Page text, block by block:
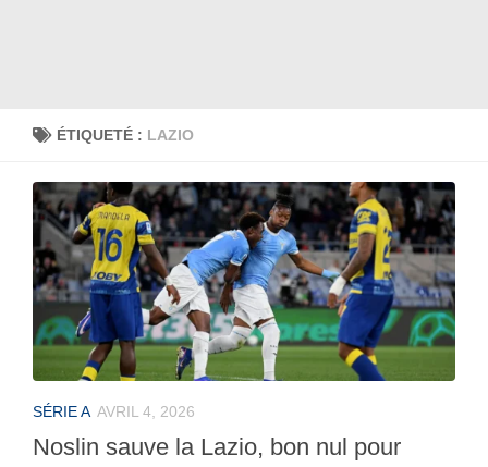
ÉTIQUETÉ : LAZIO
SÉRIE A AVRIL 4, 2026
Noslin sauve la Lazio, bon nul pour